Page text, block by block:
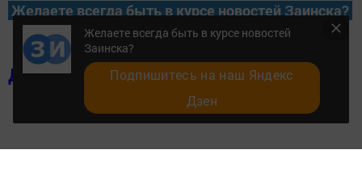
Желаете всегда быть в курсе новостей Заинска?
Добавить в избранное
Желаете всегда быть в курсе новостей
Заинска?
Подпишитесь на наш Яндекс
Дзен